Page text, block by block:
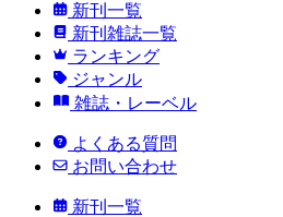
新刊一覧
新刊雑誌一覧
ランキング
ジャンル
雑誌・レーベル
よくある質問
お問い合わせ
新刊一覧